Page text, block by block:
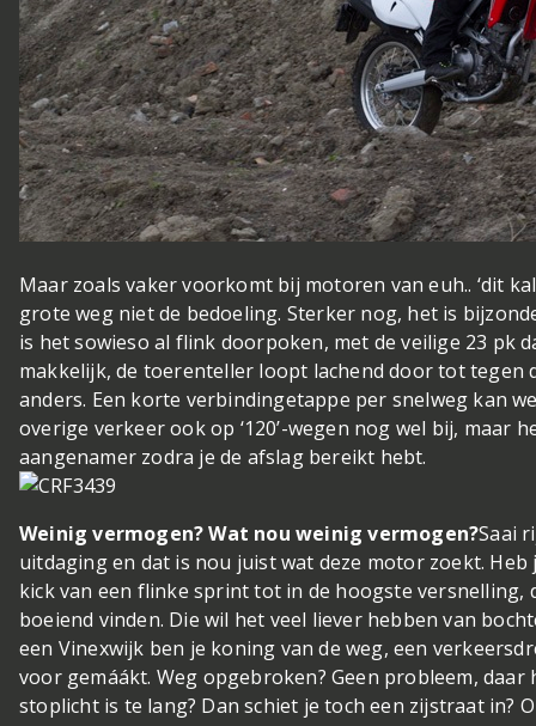
Maar zoals vaker voorkomt bij motoren van euh.. ‘dit
grote weg niet de bedoeling. Sterker nog, het is
is het sowieso al flink doorpoken, met de veilige 23 pk
makkelijk, de toerenteller loopt lachend door tot tegen
anders. Een korte verbindingetappe per snelweg kan
overige verkeer ook op ‘120’-wegen nog wel bij, maar
aangenamer zodra je de afslag bereikt hebt.
Weinig vermogen? Wat nou weinig vermogen?Saai
uitdaging en dat is nou juist wat deze motor zoekt.
kick van een flinke sprint tot in de hoogste versnelling,
boeiend vinden. Die wil het veel liever hebben van
een Vinexwijk ben je koning van de weg, een
voor gemáákt. Weg opgebroken? Geen probleem,
stoplicht is te lang? Dan schiet je toch een zijstraat in?